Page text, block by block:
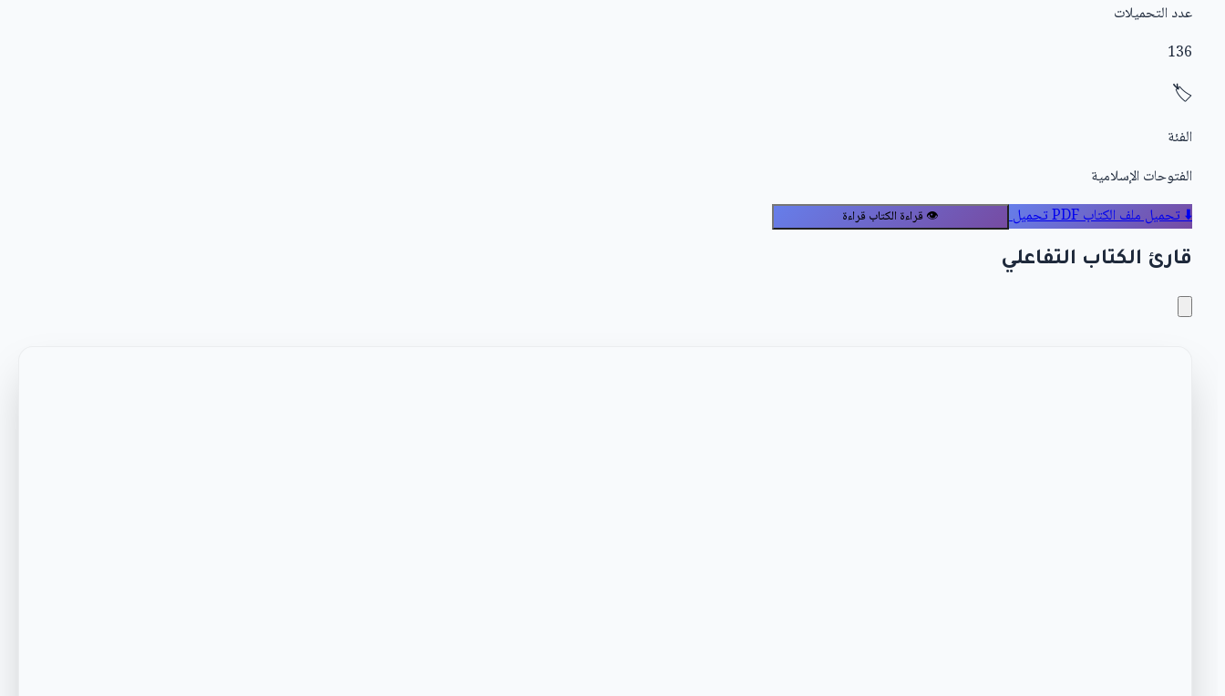
عدد التحميلات
136
🏷️
الفئة
الفتوحات الإسلامية
⬇️تحميل ملف الكتاب PDF تحميل 👁️ قراءة الكتاب قراءة
قارئ الكتاب التفاعلي